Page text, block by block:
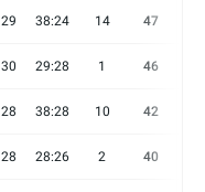
29 38:24 14 47
30 29:28 1 46
28 38:28 10 42
28 28:26 2 40